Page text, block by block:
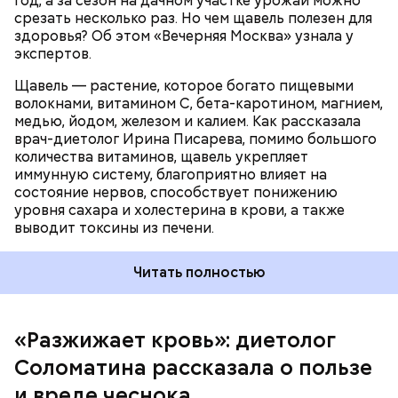
срезать несколько раз. Но чем щавель полезен для
здоровья? Об этом «Вечерняя Москва» узнала у
экспертов.
Щавель — растение, которое богато пищевыми
волокнами, витамином С, бета-каротином, магнием,
медью, йодом, железом и калием. Как рассказала
врач-диетолог Ирина Писарева, помимо большого
количества витаминов, щавель укрепляет
иммунную систему, благоприятно влияет на
состояние нервов, способствует понижению
уровня сахара и холестерина в крови, а также
выводит токсины из печени.
Читать полностью
«Разжижает кровь»: диетолог
Соломатина рассказала о пользе
Диетолог отметила, что норма потребления